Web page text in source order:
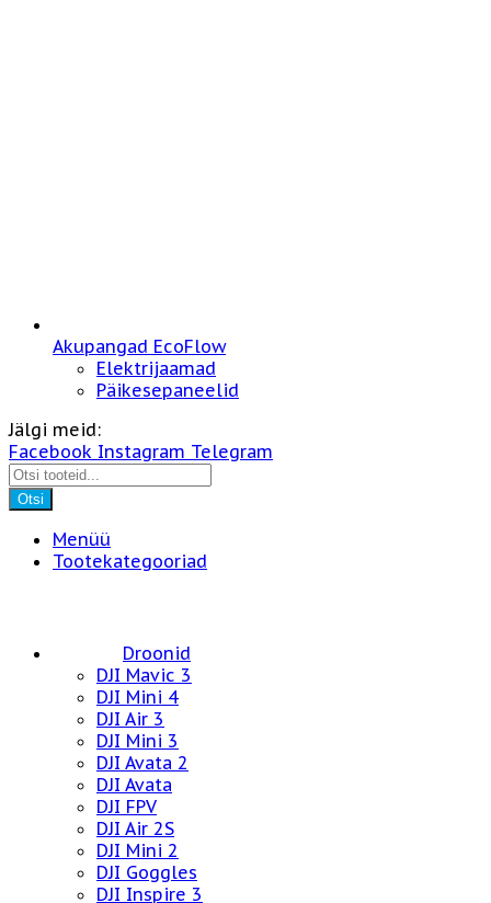
Akupangad EcoFlow
Elektrijaamad
Päikesepaneelid
Jälgi meid:
Facebook Instagram Telegram
Otsi
Menüü
Tootekategooriad
Droonid
DJI Mavic 3
DJI Mini 4
DJI Air 3
DJI Mini 3
DJI Avata 2
DJI Avata
DJI FPV
DJI Air 2S
DJI Mini 2
DJI Goggles
DJI Inspire 3